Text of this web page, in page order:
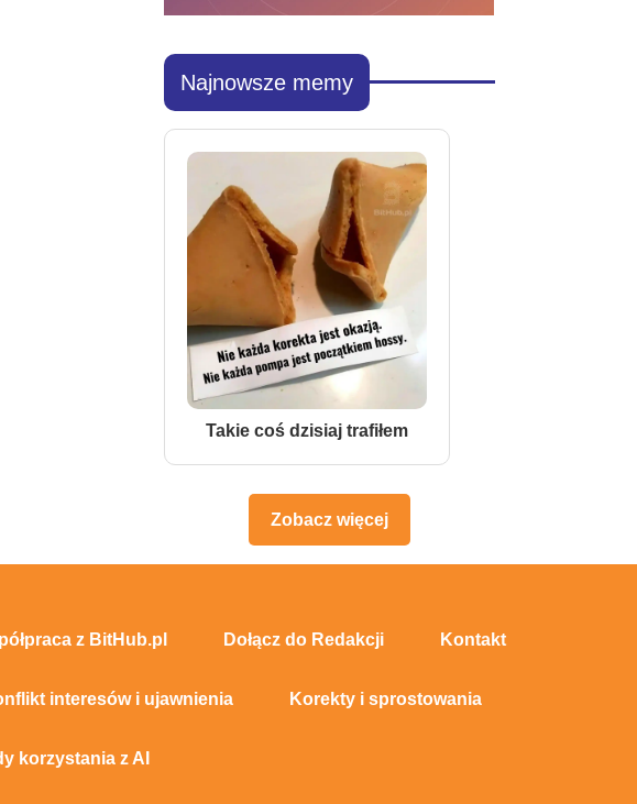
Najnowsze memy
Takie coś dzisiaj trafiłem
Zobacz więcej
z BitHub.pl Dołącz do Redakcji Kontakt
interesów i ujawnienia Korekty i sprostowania
korzystania z AI